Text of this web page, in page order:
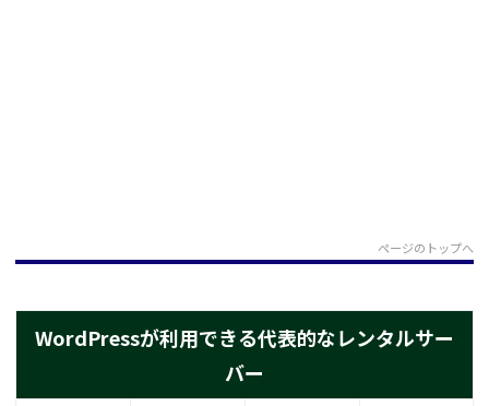
ページのトップへ
WordPressが利用できる代表的なレンタルサー
バー